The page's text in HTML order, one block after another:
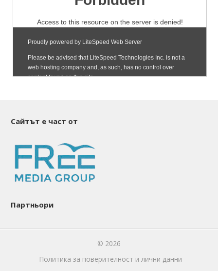
Сайтът е част от
Партньори
© 2026
Политика за поверителност и лични данни